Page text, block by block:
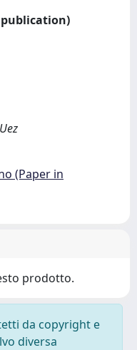
publication)
(Paper in
prodotto.
da copyright e
diversa